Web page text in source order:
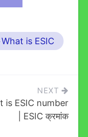
What is ESIC
NEXT
is ESIC number
| ESIC क्रमांक